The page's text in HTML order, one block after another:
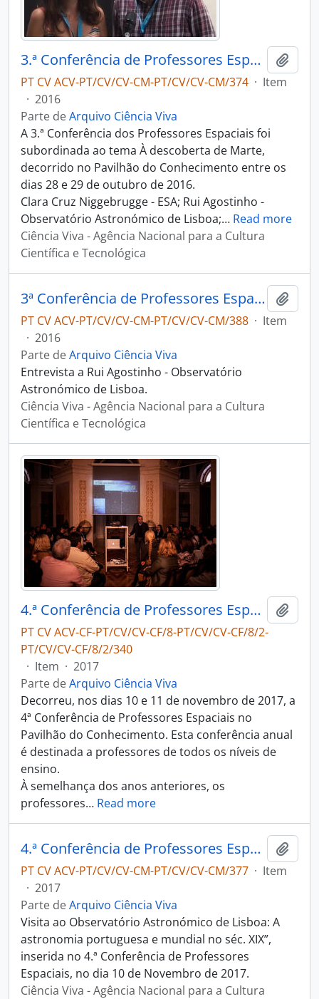
3.ª Conferência de Professores Espaciais
PT CV ACV-PT/CV/CV-CM-PT/CV/CV-CM/374 · Item
· 2016
Parte deArquivo Ciência Viva
A 3.ª Conferência dos Professores Espaciais foi
subordinada ao tema À descoberta de Marte,
decorrido no Pavilhão do Conhecimento entre os
dias 28 e 29 de outubro de 2016.
Clara Cruz Niggebrugge - ESA; Rui Agostinho -
Observatório Astronómico de Lisboa;… Read more
Ciência Viva - Agência Nacional para a Cultura
Científica e Tecnológica
3ª Conferência de Professores Espaciais - Entrevista Rui Agostinho
PT CV ACV-PT/CV/CV-CM-PT/CV/CV-CM/388 · Item
· 2016
Parte deArquivo Ciência Viva
Entrevista a Rui Agostinho - Observatório
Astronómico de Lisboa.
Ciência Viva - Agência Nacional para a Cultura
Científica e Tecnológica
4.ª Conferência de Professores Espaciais
PT CV ACV-CF-PT/CV/CV-CF/8-PT/CV/CV-CF/8/2-
PT/CV/CV-CF/8/2/340
· Item · 2017
Parte deArquivo Ciência Viva
Decorreu, nos dias 10 e 11 de novembro de 2017, a
4ª Conferência de Professores Espaciais no
Pavilhão do Conhecimento. Esta conferência anual
é destinada a professores de todos os níveis de
ensino.
À semelhança dos anos anteriores, os
professores… Read more
4.ª Conferência de Professores Espaciais - Rui Agostinho - A Astronomia do século XIX
PT CV ACV-PT/CV/CV-CM-PT/CV/CV-CM/377 · Item
· 2017
Parte deArquivo Ciência Viva
Visita ao Observatório Astronómico de Lisboa: A
astronomia portuguesa e mundial no séc. XIX”,
inserida no 4.ª Conferência de Professores
Espaciais, no dia 10 de Novembro de 2017.
Ciência Viva - Agência Nacional para a Cultura